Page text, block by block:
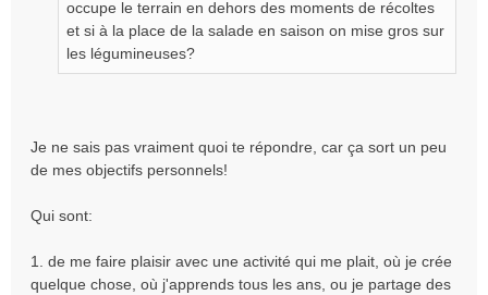
occupe le terrain en dehors des moments de récoltes
et si à la place de la salade en saison on mise gros sur
les légumineuses?
Je ne sais pas vraiment quoi te répondre, car ça sort un peu
de mes objectifs personnels!
Qui sont:
1. de me faire plaisir avec une activité qui me plait, où je crée
quelque chose, où j'apprends tous les ans, ou je partage des